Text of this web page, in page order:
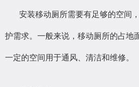
安装移动厕所需要有足够的空间
护需求。一般来说，移动厕所的占地
一定的空间用于通风、清洁和维修。